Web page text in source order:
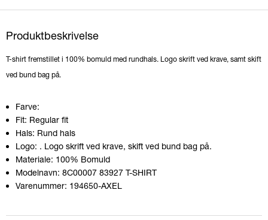
Produktbeskrivelse
T-shirt fremstillet i 100% bomuld med rundhals. Logo skrift ved krave, samt skift
ved bund bag på.
Farve:
Fit: Regular fit
Hals: Rund hals
Logo: . Logo skrift ved krave, skift ved bund bag på.
Materiale: 100% Bomuld
Modelnavn: 8C00007 83927 T-SHIRT
Varenummer: 194650-AXEL